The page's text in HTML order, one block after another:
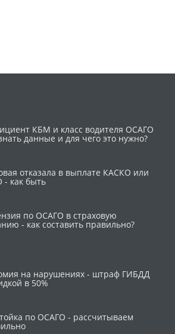
КБМ и класс водителя ОСАГО
данные и для чего это нужно?
отказала в выплате КАСКО или
- как быть
по ОСАГО в страховую
- как составить правильно?
на нарушениях - штраф ГИБДД
в 50%
по ОСАГО - рассчитываем